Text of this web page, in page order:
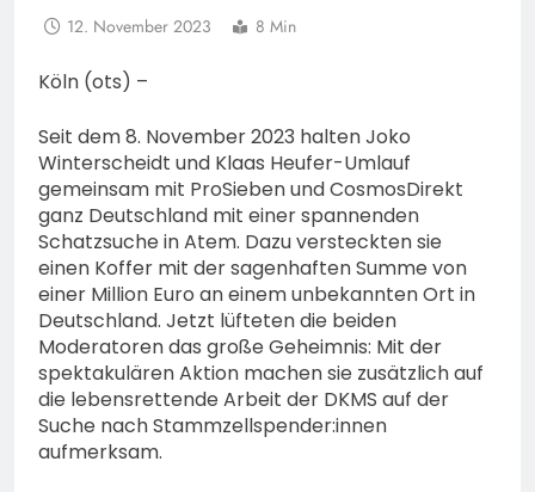
12. November 2023 8 Min
Köln (ots) –
Seit dem 8. November 2023 halten Joko
Winterscheidt und Klaas Heufer-Umlauf
gemeinsam mit ProSieben und CosmosDirekt
ganz Deutschland mit einer spannenden
Schatzsuche in Atem. Dazu versteckten sie
einen Koffer mit der sagenhaften Summe von
einer Million Euro an einem unbekannten Ort in
Deutschland. Jetzt lüfteten die beiden
Moderatoren das große Geheimnis: Mit der
spektakulären Aktion machen sie zusätzlich auf
die lebensrettende Arbeit der DKMS auf der
Suche nach Stammzellspender:innen
aufmerksam.